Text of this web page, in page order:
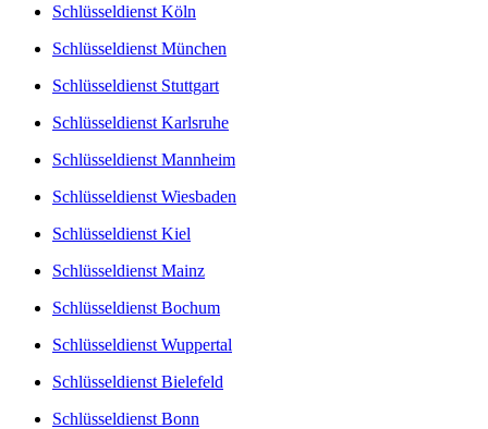
Schlüsseldienst Köln
Schlüsseldienst München
Schlüsseldienst Stuttgart
Schlüsseldienst Karlsruhe
Schlüsseldienst Mannheim
Schlüsseldienst Wiesbaden
Schlüsseldienst Kiel
Schlüsseldienst Mainz
Schlüsseldienst Bochum
Schlüsseldienst Wuppertal
Schlüsseldienst Bielefeld
Schlüsseldienst Bonn